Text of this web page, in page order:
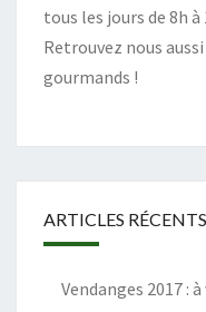
tous les jours de 8h à
Retrouvez nous
gourmands !
ARTICLES RÉCENTS
Vendanges 2017 :